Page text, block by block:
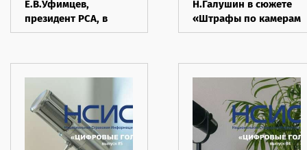
Е.В.Уфимцев,
президент РСА, в
интервью программе
время"
Н.Галушин в сюжете
«Штрафы по камерам
за нарушение ПДД и
телеканала «Россия
1»